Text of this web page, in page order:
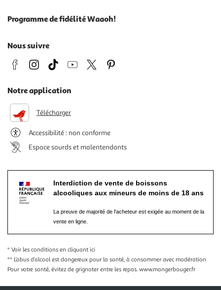
Programme de fidélité Waaoh!
Nous suivre
Notre application
Télécharger
Accessibilité : non conforme
Espace sourds et malentendants
Interdiction de vente de boissons
alcooliques aux mineurs de moins de 18 ans
La preuve de majorité de l'acheteur est exigée au moment de la
vente en ligne.
* Voir les conditions en cliquant ici
** L’abus d’alcool est dangereux pour la santé, à consommer avec modération
Pour votre santé, évitez de grignoter entre les repas. www.mangerbouger.fr